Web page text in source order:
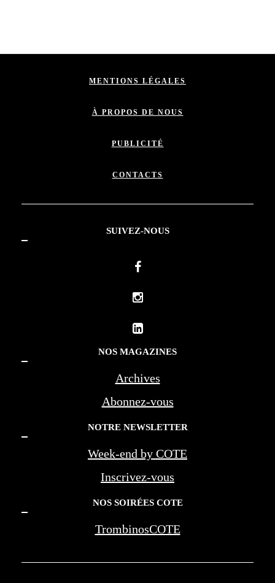
MENTIONS LÉGALES
À PROPOS DE NOUS
PUBLICITÉ
CONTACTS
SUIVEZ-NOUS
NOS MAGAZINES
Archives
Abonnez-vous
NOTRE NEWSLETTER
Week-end by COTE
Inscrivez-vous
NOS SOIRÉES COTE
TrombinosCOTE